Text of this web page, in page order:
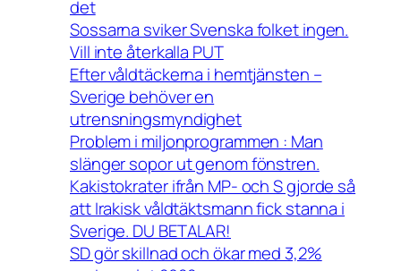
det
Sossarna sviker Svenska folket ingen.
Vill inte återkalla PUT
Efter våldtäckerna i hemtjänsten –
Sverige behöver en
utrensningsmyndighet
Problem i miljonprogrammen : Man
slänger sopor ut genom fönstren.
Kakistokrater ifrån MP- och S gjorde så
att Irakisk våldtäktsmann fick stanna i
Sverige. DU BETALAR!
SD gör skillnad och ökar med 3,2%